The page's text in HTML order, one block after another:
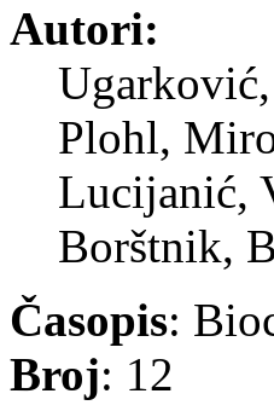
Autori:
Plohl,
Lucijanić,
Borštnik,
Časopis:
Broj: 12